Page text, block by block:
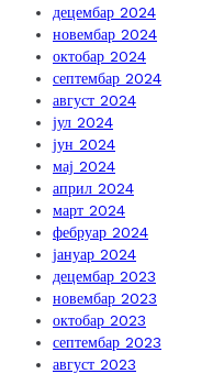
децембар 2024
новембар 2024
октобар 2024
септембар 2024
август 2024
јул 2024
јун 2024
мај 2024
април 2024
март 2024
фебруар 2024
јануар 2024
децембар 2023
новембар 2023
октобар 2023
септембар 2023
август 2023